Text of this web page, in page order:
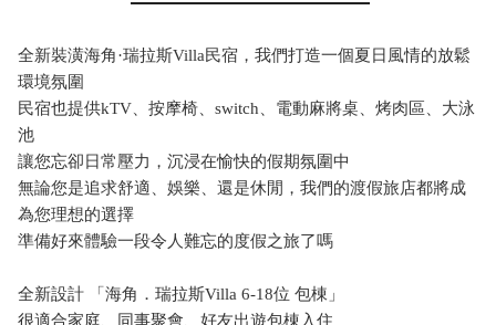
全新裝潢海角·瑞拉斯Villa民宿，我們打造一個夏日風情的放鬆
環境氛圍
民宿也提供kTV、按摩椅、switch、電動麻將桌、烤肉區、大泳
池
讓您忘卻日常壓力，沉浸在愉快的假期氛圍中
無論您是追求舒適、娛樂、還是休閒，我們的渡假旅店都將成
為您理想的選擇
準備好來體驗一段令人難忘的度假之旅了嗎
全新設計 「海角．瑞拉斯Villa 6-18位 包棟」
很適合家庭、同事聚會、好友出遊包棟入住